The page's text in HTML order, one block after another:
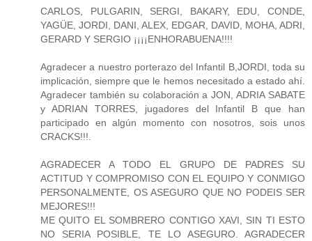
CARLOS, PULGARIN, SERGI, BAKARY, EDU, CONDE,
YAGÜE, JORDI, DANI, ALEX, EDGAR, DAVID, MOHA, ADRI,
GERARD Y SERGIO ¡¡¡¡ENHORABUENA!!!!
Agradecer a nuestro porterazo del Infantil B,JORDI, toda su
implicación, siempre que le hemos necesitado a estado ahí.
Agradecer también su colaboración a JON, ADRIA SABATE
y ADRIAN TORRES, jugadores del Infantil B que han
participado en algún momento con nosotros, sois unos
CRACKS!!!.
AGRADECER A TODO EL GRUPO DE PADRES SU
ACTITUD Y COMPROMISO CON EL EQUIPO Y CONMIGO
PERSONALMENTE, OS ASEGURO QUE NO PODEIS SER
MEJORES!!!
ME QUITO EL SOMBRERO CONTIGO XAVI, SIN TI ESTO
NO SERIA POSIBLE, TE LO ASEGURO. AGRADECER